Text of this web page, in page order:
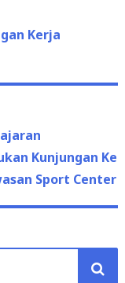
Kunjungan Ke
Sport Center